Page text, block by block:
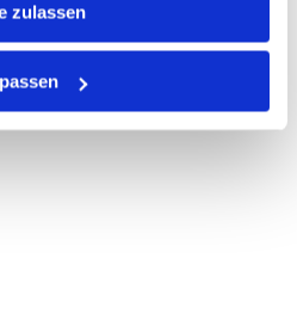
zulassen